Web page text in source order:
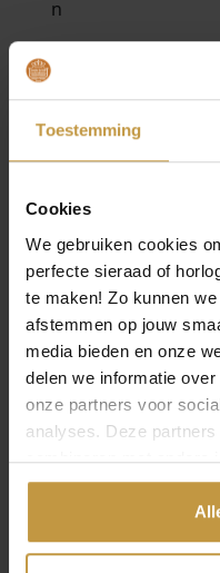
Toestemming
Cookies
We gebruiken cookies
perfecte sieraad of
te maken! Zo kunnen
afstemmen op jouw
media bieden en onze
delen we informatie
onze partners voor
analyses. Deze
combineren met andere
gedeeld of die ze
MEER €
werkdag